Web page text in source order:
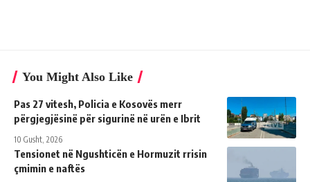
You Might Also Like
Pas 27 vitesh, Policia e Kosovës merr
përgjegjësinë për sigurinë në urën e Ibrit
10 Gusht, 2026
Tensionet në Ngushticën e Hormuzit rrisin
çmimin e naftës